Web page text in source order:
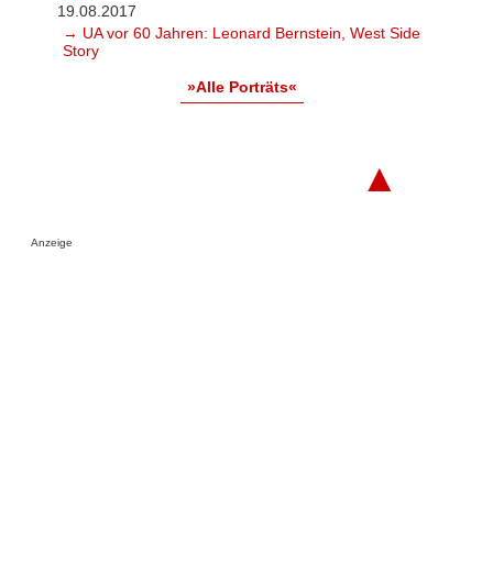
19.08.2017
→ UA vor 60 Jahren: Leonard Bernstein, West Side
Story
»Alle Porträts«
▲
Anzeige